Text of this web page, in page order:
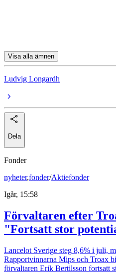
Visa alla ämnen
Ludvig Longardh
Dela
Fonder
nyheter,fonder/Aktiefonder
Igår, 15:58
Förvaltaren efter
"Fortsatt stor
Lancelot Sverige steg 8,6% i juli,
Rapportvinnarna Mips och Troax
förvaltaren Erik Bertilsson fortsatt